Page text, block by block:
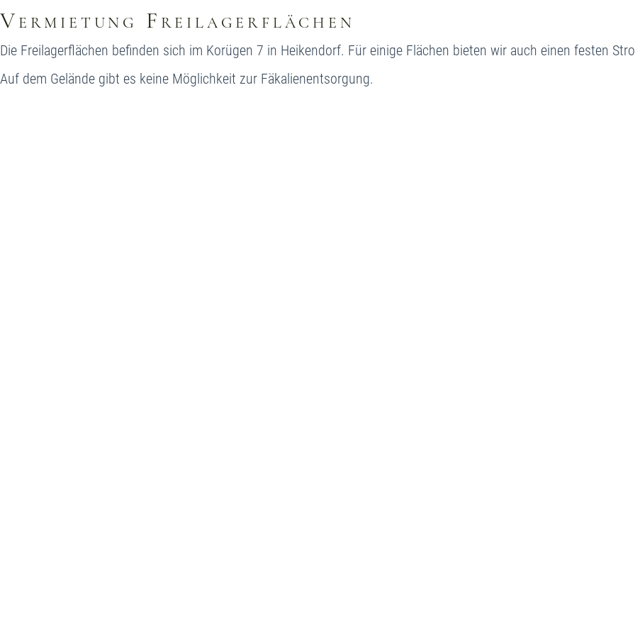
Vermietung Freilagerflächen
Die Freilagerflächen befinden sich im Korügen 7 in Heikendorf. Für einige Flächen bieten wir auch einen festen
Auf dem Gelände gibt es keine Möglichkeit zur Fäkalienentsorgung.